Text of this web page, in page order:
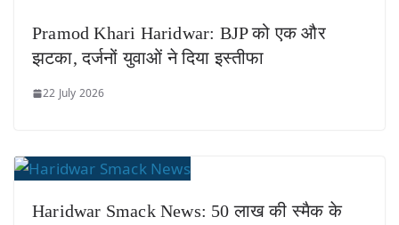
Pramod Khari Haridwar: BJP को एक और
झटका, दर्जनों युवाओं ने दिया इस्तीफा
22 July 2026
Haridwar Smack News: 50 लाख की स्मैक के